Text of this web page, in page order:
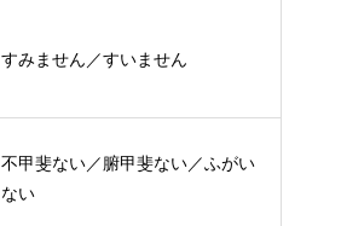
すみません／すいません
不甲斐ない／腑甲斐ない／ふがい
ない